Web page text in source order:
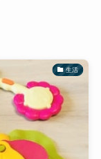
生活